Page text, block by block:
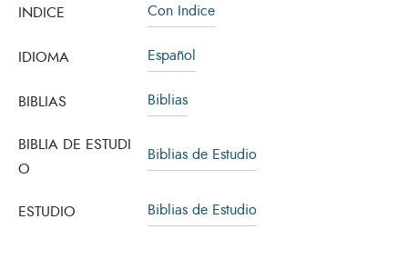
INDICE Con Indice
IDIOMA Español
BIBLIAS Biblias
BIBLIA DE ESTUDI
O
Biblias de Estudio
ESTUDIO Biblias de Estudio